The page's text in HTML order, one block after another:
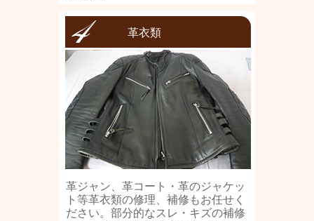
革衣類
革ジャン、革コート・革のジャケッ
ト等革衣類の修理、補修もお任せく
ださい。部分的なスレ・キズの補修